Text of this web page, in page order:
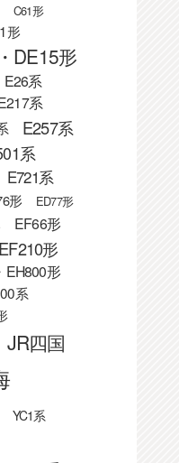
C61形
形
DE15形
E26系
系
E257系
系
E721系
形 ED77形
EF66形
形
EH800形
系
JR四国
YC1系